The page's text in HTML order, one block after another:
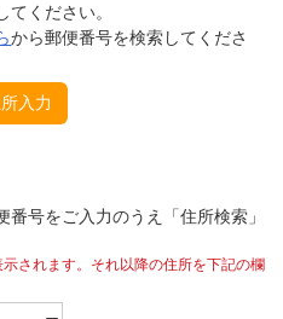
ください。
から郵便番号を検索してくださ
号をご入力のうえ「住所検索」
されます。それ以降の住所を下記の欄